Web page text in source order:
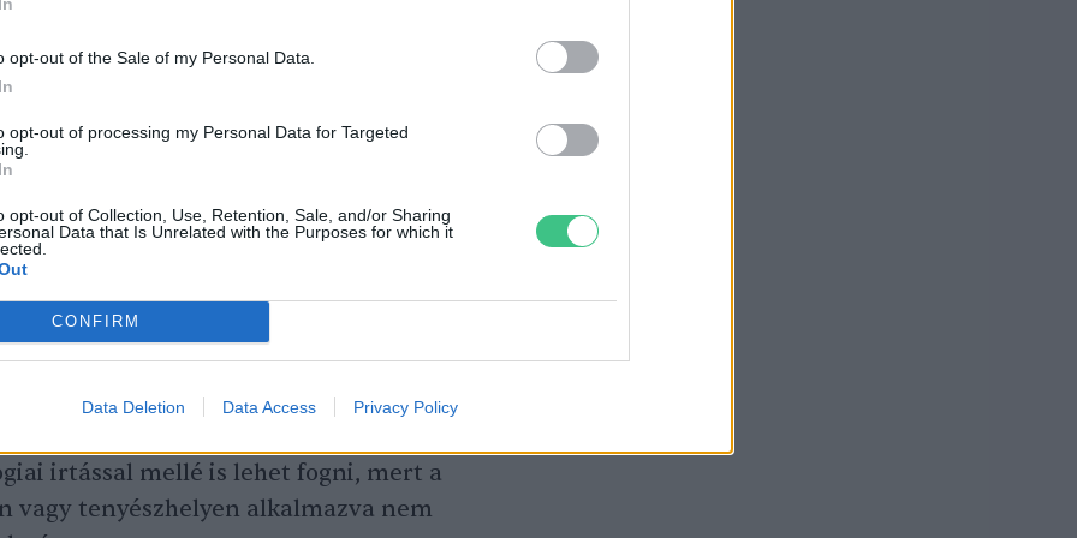
opt-out of the Sale of my Personal Data.
opt-out of processing my Personal Data for Targeted
opt-out of Collection, Use, Retention, Sale, and/or Sharing
Data that Is Unrelated with the Purposes for which it
CONFIRM
Data Deletion Data Access Privacy Policy
csukjuk be az
után a
Zsolt
védekezés lehet
a kémiai megoldással, a vízben
a felhasznált irtószer specifikusan hat
nem károsít. Igaz, egy rosszul
irtással mellé is lehet fogni, mert a
vagy tenyészhelyen alkalmazva nem